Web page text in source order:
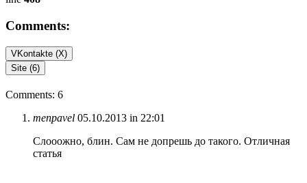
Comments:
VKontakte (X)
Site (6)
Comments: 6
menpavel 05.10.2013 in 22:01
Слооожно, блин. Сам не допрешь до такого. Отличная
статья